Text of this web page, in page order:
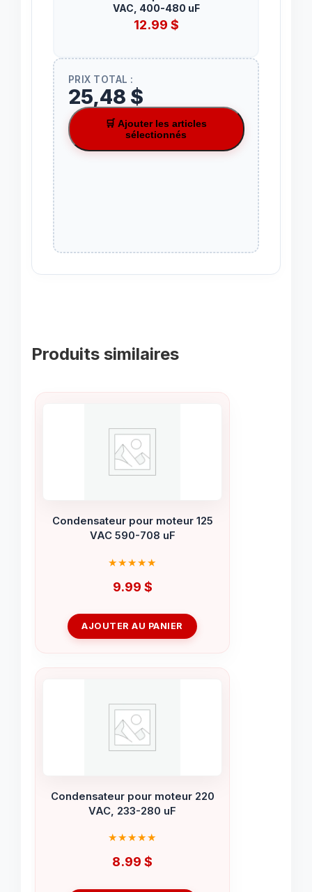
VAC, 400-480 uF
12.99 $
PRIX TOTAL :
25,48 $
🛒 Ajouter les articles
sélectionnés
Produits similaires
Condensateur pour moteur 125
VAC 590-708 uF
9.99 $
AJOUTER AU PANIER
Condensateur pour moteur 220
VAC, 233-280 uF
8.99 $